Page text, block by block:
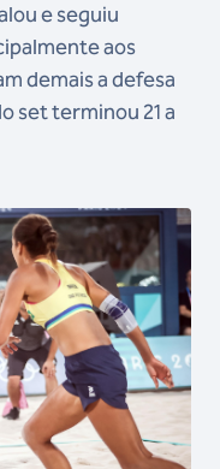
e seguiu
aos
demais a defesa
set terminou 21 a